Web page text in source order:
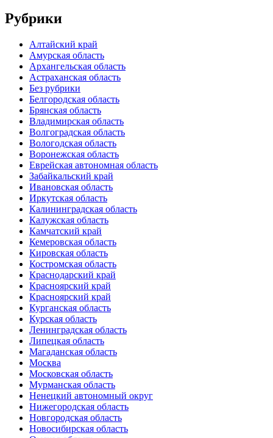
Рубрики
Алтайский край
Амурская область
Архангельская область
Астраханская область
Без рубрики
Белгородская область
Брянская область
Владимирская область
Волгоградская область
Вологодская область
Воронежская область
Еврейская автономная область
Забайкальский край
Ивановская область
Иркутская область
Калининградская область
Калужская область
Камчатский край
Кемеровская область
Кировская область
Костромская область
Краснодарский край
Красноярский край
Красноярский край
Курганская область
Курская область
Ленинградская область
Липецкая область
Магаданская область
Москва
Московская область
Мурманская область
Ненецкий автономный округ
Нижегородская область
Новгородская область
Новосибирская область